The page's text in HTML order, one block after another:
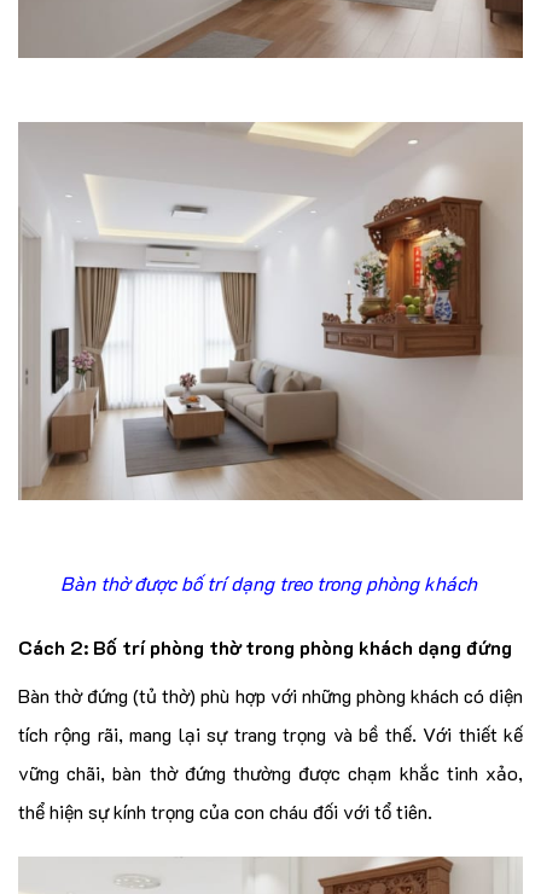
Bàn thờ được bố trí dạng treo trong phòng khách
Cách 2: Bố trí phòng thờ trong phòng khách dạng đứng
Bàn thờ đứng (tủ thờ) phù hợp với những phòng khách có diện
tích rộng rãi, mang lại sự trang trọng và bề thế. Với thiết kế
vững chãi, bàn thờ đứng thường được chạm khắc tinh xảo,
thể hiện sự kính trọng của con cháu đối với tổ tiên.